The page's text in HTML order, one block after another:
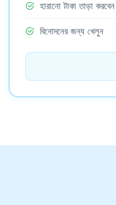
হারানো টাকা তাড়া করবেন
বিনোদনের জন্য খেলুন